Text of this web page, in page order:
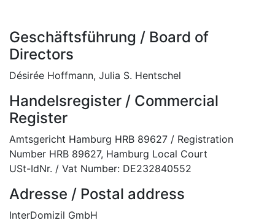
Geschäftsführung / Board of
Directors
Désirée Hoffmann, Julia S. Hentschel
Handelsregister / Commercial
Register
Amtsgericht Hamburg HRB 89627 / Registration
Number HRB 89627, Hamburg Local Court
USt-IdNr. / Vat Number: DE232840552
Adresse / Postal address
InterDomizil GmbH